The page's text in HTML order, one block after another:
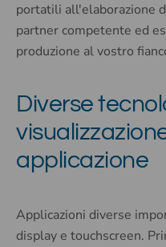
portatili all'elaborazione
partner competente ed
produzione al vostro
Diverse
applicazione
Applicazioni diverse
display e touchscreen.